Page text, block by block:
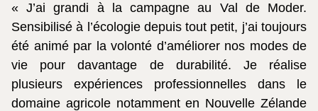
« J’ai grandi à la campagne au Val de Moder.
Sensibilisé à l’écologie depuis tout petit, j’ai toujours
été animé par la volonté d’améliorer nos modes de
vie pour davantage de durabilité. Je réalise
plusieurs expériences professionnelles dans le
domaine agricole notamment en Nouvelle Zélande